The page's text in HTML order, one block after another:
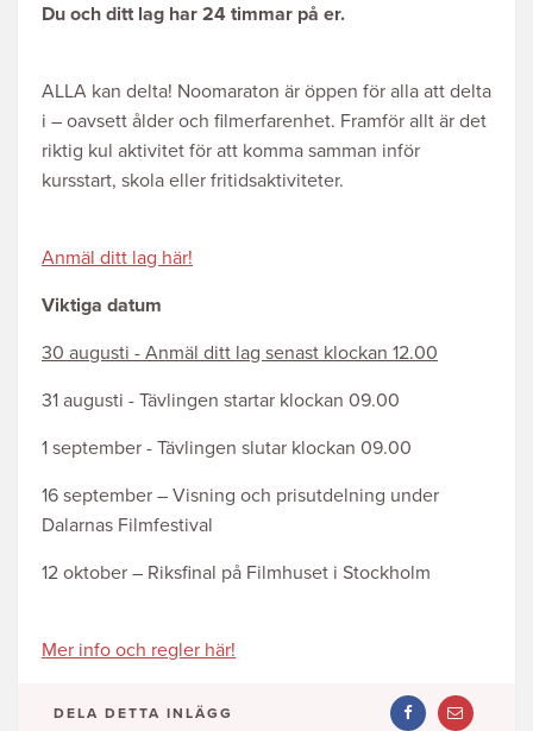
Du och ditt lag har 24 timmar på er.
ALLA kan delta! Noomaraton är öppen för alla att delta
i – oavsett ålder och filmerfarenhet. Framför allt är det
riktig kul aktivitet för att komma samman inför
kursstart, skola eller fritidsaktiviteter.
Anmäl ditt lag här!
Viktiga datum
30 augusti - Anmäl ditt lag senast klockan 12.00
31 augusti - Tävlingen startar klockan 09.00
1 september - Tävlingen slutar klockan 09.00
16 september – Visning och prisutdelning under
Dalarnas Filmfestival
12 oktober – Riksfinal på Filmhuset i Stockholm
Mer info och regler här!
DELA DETTA INLÄGG
DELADELA